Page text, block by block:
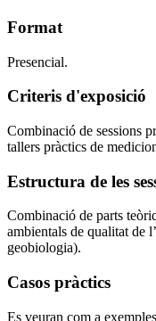
Format
Presencial.
Criteris d'exposició
Combinació de sessions
tallers pràctics de
Estructura de les
Combinació de parts
ambientals de qualitat de
geobiologia).
Casos pràctics
Es veuran com a